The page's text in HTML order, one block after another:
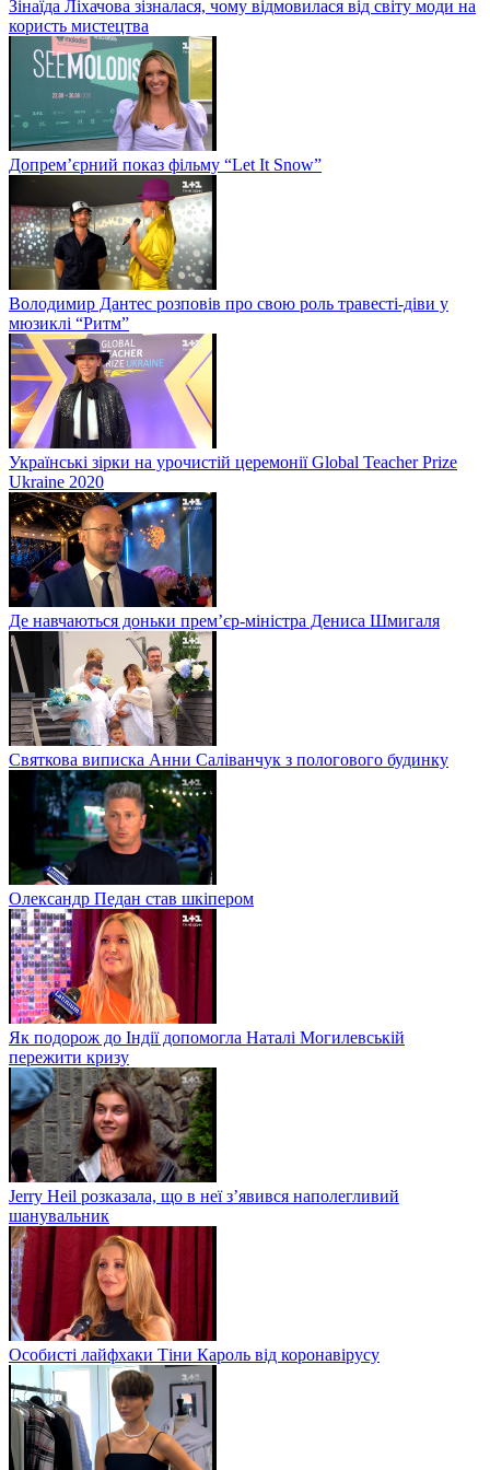
Зінаїда Ліхачова зізналася, чому відмовилася від світу моди на
користь мистецтва
Допрем’єрний показ фільму “Let It Snow”
Володимир Дантес розповів про свою роль травесті-діви у
мюзиклі “Ритм”
Українські зірки на урочистій церемонії Global Teacher Prize
Ukraine 2020
Де навчаються доньки прем’єр-міністра Дениса Шмигаля
Святкова виписка Анни Саліванчук з пологового будинку
Олександр Педан став шкіпером
Як подорож до Індії допомогла Наталі Могилевській
пережити кризу
Jerry Heil розказала, що в неї з’явився наполегливий
шанувальник
Особисті лайфхаки Тіни Кароль від коронавірусу